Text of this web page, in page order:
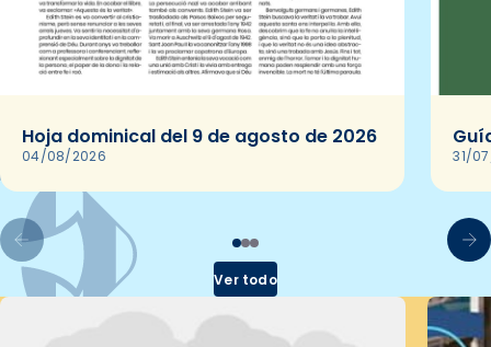
Hoja dominical del 9 de agosto de 2026
04/08/2026 31/
Ver todo